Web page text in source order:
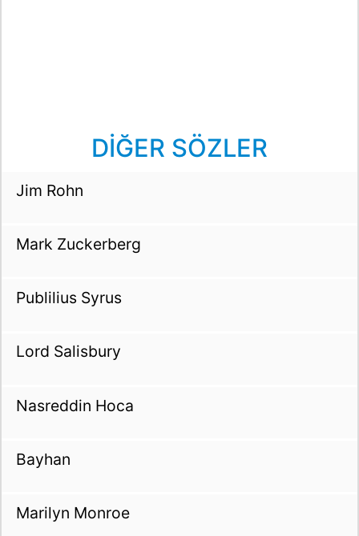
DİĞER SÖZLER
Jim Rohn
Mark Zuckerberg
Publilius Syrus
Lord Salisbury
Nasreddin Hoca
Bayhan
Marilyn Monroe